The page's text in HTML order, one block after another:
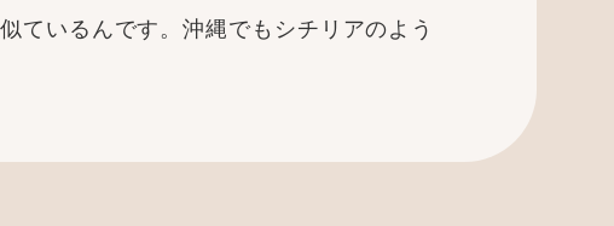
ているんです。沖縄でもシチリアのよう